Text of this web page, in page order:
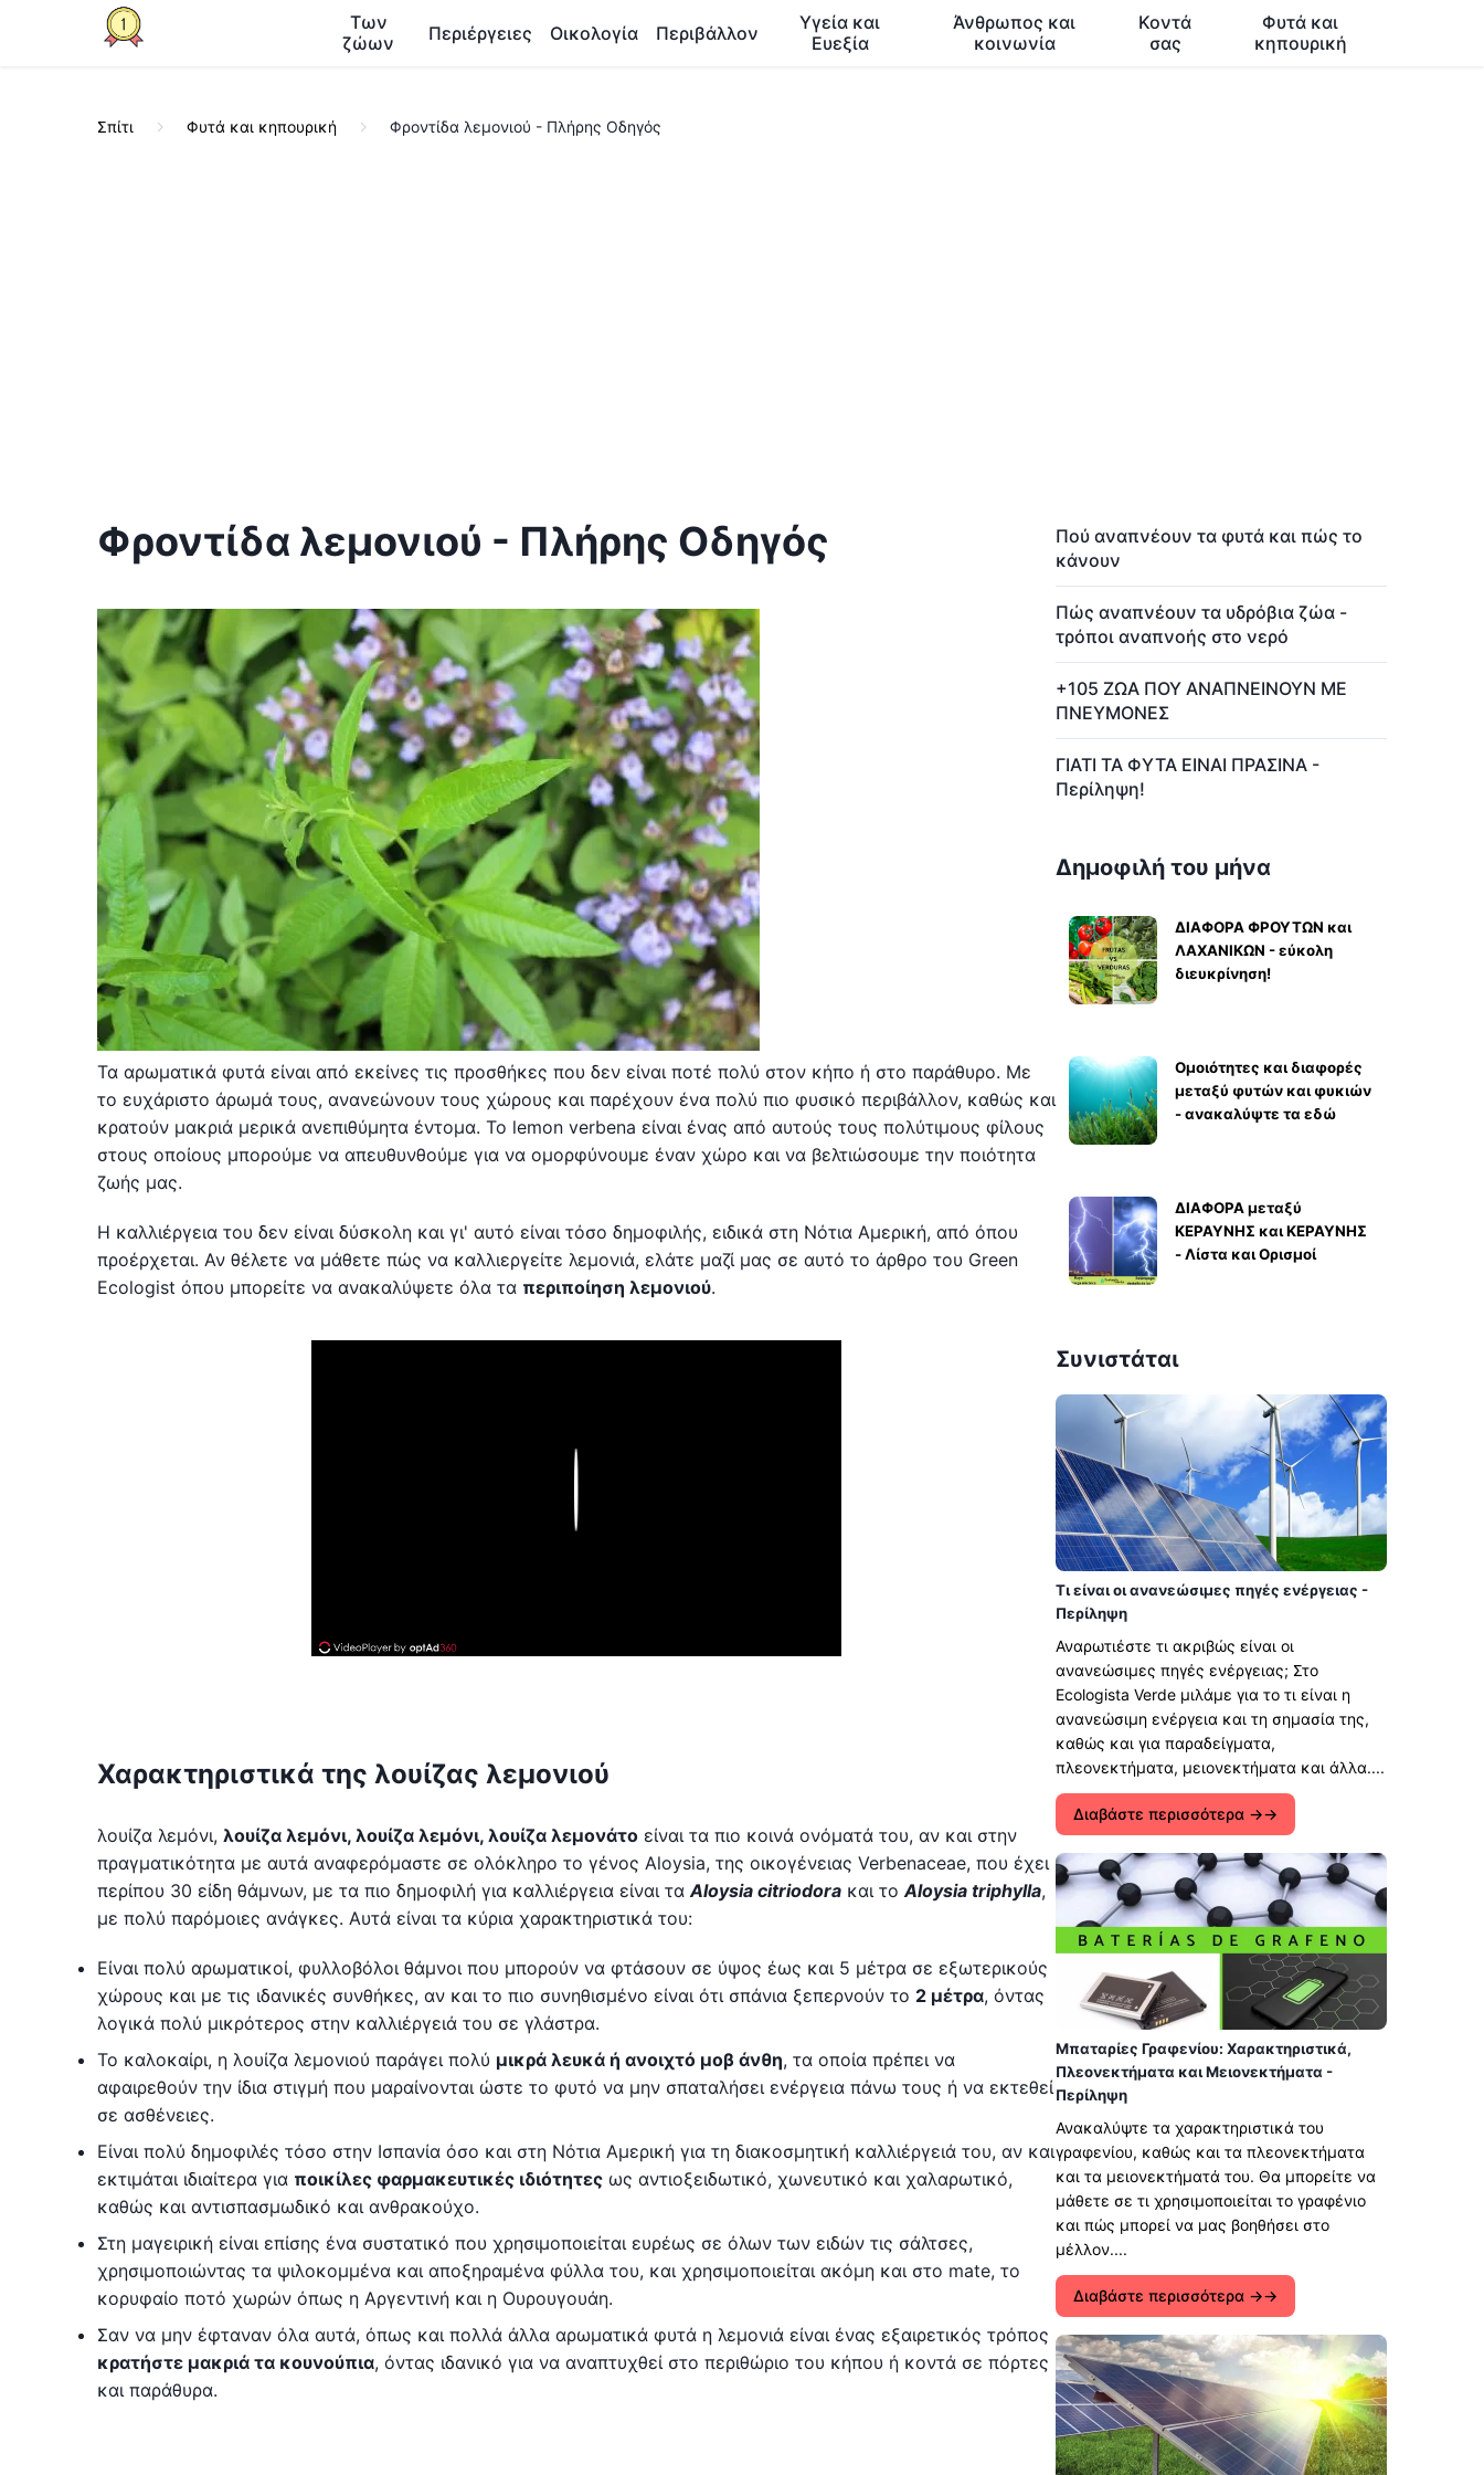
Των
ζώων
Περιέργειες Οικολογία Περιβάλλον
Υγεία και
Ευεξία
Άνθρωπος και
κοινωνία
Κοντά
σας
Φυτά και
κηπουρική
Σπίτι Φυτά και κηπουρική Φροντίδα λεμονιού - Πλήρης Οδηγός
Φροντίδα λεμονιού - Πλήρης Οδηγός
Τα αρωματικά φυτά είναι από εκείνες τις προσθήκες που δεν είναι ποτέ πολύ στον κήπο ή στο παράθυρο. Με
το ευχάριστο άρωμά τους, ανανεώνουν τους χώρους και παρέχουν ένα πολύ πιο φυσικό περιβάλλον, καθώς και
κρατούν μακριά μερικά ανεπιθύμητα έντομα. Το lemon verbena είναι ένας από αυτούς τους πολύτιμους φίλους
στους οποίους μπορούμε να απευθυνθούμε για να ομορφύνουμε έναν χώρο και να βελτιώσουμε την ποιότητα
ζωής μας.
Η καλλιέργεια του δεν είναι δύσκολη και γι' αυτό είναι τόσο δημοφιλής, ειδικά στη Νότια Αμερική, από όπου
προέρχεται. Αν θέλετε να μάθετε πώς να καλλιεργείτε λεμονιά, ελάτε μαζί μας σε αυτό το άρθρο του Green
Ecologist όπου μπορείτε να ανακαλύψετε όλα τα περιποίηση λεμονιού.
Χαρακτηριστικά της λουίζας λεμονιού
λουίζα λεμόνι, λουίζα λεμόνι, λουίζα λεμόνι, λουίζα λεμονάτο είναι τα πιο κοινά ονόματά του, αν και στην
πραγματικότητα με αυτά αναφερόμαστε σε ολόκληρο το γένος Aloysia, της οικογένειας Verbenaceae, που έχει
περίπου 30 είδη θάμνων, με τα πιο δημοφιλή για καλλιέργεια είναι ταAloysia citriodora και τοAloysia triphylla,
με πολύ παρόμοιες ανάγκες. Αυτά είναι τα κύρια χαρακτηριστικά του:
Είναι πολύ αρωματικοί, φυλλοβόλοι θάμνοι που μπορούν να φτάσουν σε ύψος έως και 5 μέτρα σε εξωτερικούς
χώρους και με τις ιδανικές συνθήκες, αν και το πιο συνηθισμένο είναι ότι σπάνια ξεπερνούν το 2 μέτρα, όντας
λογικά πολύ μικρότερος στην καλλιέργειά του σε γλάστρα.
Το καλοκαίρι, η λουίζα λεμονιού παράγει πολύ μικρά λευκά ή ανοιχτό μοβ άνθη, τα οποία πρέπει να
αφαιρεθούν την ίδια στιγμή που μαραίνονται ώστε το φυτό να μην σπαταλήσει ενέργεια πάνω τους ή να εκτεθεί
σε ασθένειες.
Είναι πολύ δημοφιλές τόσο στην Ισπανία όσο και στη Νότια Αμερική για τη διακοσμητική καλλιέργειά του, αν και
εκτιμάται ιδιαίτερα για ποικίλες φαρμακευτικές ιδιότητες ως αντιοξειδωτικό, χωνευτικό και χαλαρωτικό,
καθώς και αντισπασμωδικό και ανθρακούχο.
Στη μαγειρική είναι επίσης ένα συστατικό που χρησιμοποιείται ευρέως σε όλων των ειδών τις σάλτσες,
χρησιμοποιώντας τα ψιλοκομμένα και αποξηραμένα φύλλα του, και χρησιμοποιείται ακόμη και στο mate, το
κορυφαίο ποτό χωρών όπως η Αργεντινή και η Ουρουγουάη.
Σαν να μην έφταναν όλα αυτά, όπως και πολλά άλλα αρωματικά φυτά η λεμονιά είναι ένας εξαιρετικός τρόπος
κρατήστε μακριά τα κουνούπια, όντας ιδανικό για να αναπτυχθεί στο περιθώριο του κήπου ή κοντά σε πόρτες
και παράθυρα.
Πού αναπνέουν τα φυτά και πώς το
κάνουν
Πώς αναπνέουν τα υδρόβια ζώα -
τρόποι αναπνοής στο νερό
+105 ΖΩΑ ΠΟΥ ΑΝΑΠΝΕΙΝΟΥΝ ΜΕ
ΠΝΕΥΜΟΝΕΣ
ΓΙΑΤΙ ΤΑ ΦΥΤΑ ΕΙΝΑΙ ΠΡΑΣΙΝΑ -
Περίληψη!
Δημοφιλή του μήνα
ΔΙΑΦΟΡΑ ΦΡΟΥΤΩΝ και
ΛΑΧΑΝΙΚΩΝ - εύκολη
διευκρίνηση!
Ομοιότητες και διαφορές
μεταξύ φυτών και φυκιών
- ανακαλύψτε τα εδώ
ΔΙΑΦΟΡΑ μεταξύ
ΚΕΡΑΥΝΗΣ και ΚΕΡΑΥΝΗΣ
- Λίστα και Ορισμοί
Συνιστάται
Τι είναι οι ανανεώσιμες πηγές ενέργειας -
Περίληψη
Αναρωτιέστε τι ακριβώς είναι οι
ανανεώσιμες πηγές ενέργειας; Στο
Ecologista Verde μιλάμε για το τι είναι η
ανανεώσιμη ενέργεια και τη σημασία της,
καθώς και για παραδείγματα,
πλεονεκτήματα, μειονεκτήματα και άλλα....
Διαβάστε περισσότερα →
Μπαταρίες Γραφενίου: Χαρακτηριστικά,
Πλεονεκτήματα και Μειονεκτήματα -
Περίληψη
Ανακαλύψτε τα χαρακτηριστικά του
γραφενίου, καθώς και τα πλεονεκτήματα
και τα μειονεκτήματά του. Θα μπορείτε να
μάθετε σε τι χρησιμοποιείται το γραφένιο
και πώς μπορεί να μας βοηθήσει στο
μέλλον....
Διαβάστε περισσότερα →